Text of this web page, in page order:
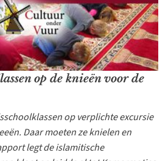
op de knieën voor de
op verplichte excursie
Daar moeten ze knielen en
legt de islamitische